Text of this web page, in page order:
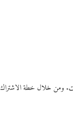
ومن خلال خطة الاشتراك